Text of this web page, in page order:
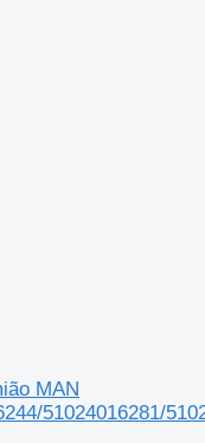
MAN
51024016281/